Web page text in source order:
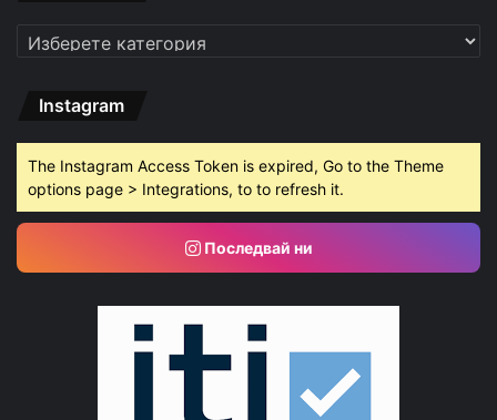
Категории
Instagram
The Instagram Access Token is expired, Go to the Theme
options page > Integrations, to to refresh it.
Последвай ни